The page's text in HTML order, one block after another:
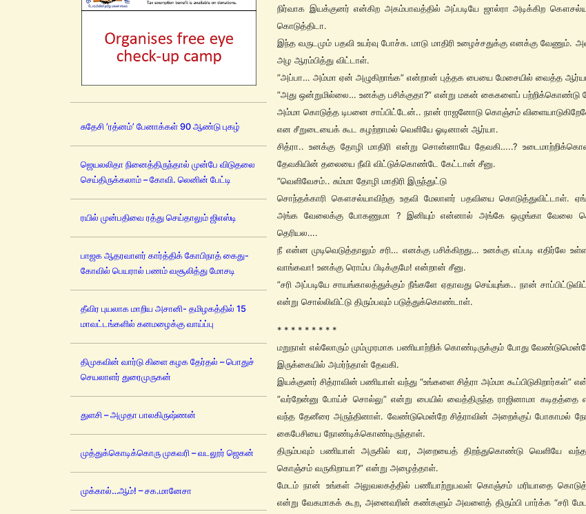
சுதேசி ’ரத்னம்’ பேனாக்கள் 90 ஆண்டு புகழ்
ஜெயலலிதா நினைத்திருந்தால் முன்பே விடுதலை
செய்திருக்கலாம் – கோவி. லெனின் பேட்டி
ரயில் முன்பதிவை ரத்து செய்தாலும் ஜிஎஸ்டி
பாஜக ஆதரவாளர் கார்த்திக் கோபிநாத் கைது-
கோவில் பெயரால் பணம் வசூலித்து மோசடி
தீவிர புயலாக மாறிய அசானி- தமிழகத்தில் 15
மாவட்டங்களில் கனமழைக்கு வாய்ப்பு
திமுகவின் வார்டு கிளை கழக தேர்தல் – பொதுச்
செயலாளர் துரைமுருகன்
துளசி – அமுதா பாலகிருஷ்ணன்
முத்துக்கொடிக்கொரு முகவரி – வடலூர் ஜெகன்
முக்கால்…ஆம்! – சக.மானேசா
நிர்வாக இயக்குனர் என்கிற அகம்பாவத்தில் அப்படியே ஜால்ரா அடிக்கிற
கொடுத்திடா.
இந்த வருடமும் பதவி உயர்வு போச்சு. மாடு மாதிரி உழைச்சதுக்கு எனக்கு வேணும்.
அழ ஆரம்பித்து விட்டாள்.
”அப்பா… அம்மா ஏன் அழுகிறாங்க” என்றான் புத்தக பையை மேசையில் வைத்த
”அது ஒன்றுமில்லை… உனக்கு பசிக்குதா?” என்று மகன் கைகளைப் பற்றிக்கொண்டு
அம்மா கொடுத்த டிபனை சாப்பிட்டேன்.. நான் ராஜனோடு கொஞ்சம்
என சீறுடையைக் கூட கழற்றாமல் வெளியே ஓடினான் ஆர்யா.
சித்ரா.. உனக்கு தோழி மாதிரி என்று சொன்னாயே தேவகி…..?
தேவகியின் தலையை நீவி விட்டுக்கொண்டே கேட்டான் சீனு.
”வெளிவேசம்.. சும்மா தோழி மாதிரி இருந்துட்டு
சொந்தக்காரி கௌசல்யாவிற்கு உதவி மேலாளர் பதவியை கொடுத்துவிட்டாள்.
அங்க வேலைக்கு போகணுமா ? இனியும் என்னால் அங்கே ஒழுங்கா வேலை
தெரியல….
நீ என்ன முடிவெடுத்தாலும் சரி… எனக்கு பசிக்கிறது… உனக்கு எப்படி எதிர்லே
வாங்கவா! உனக்கு ரொம்ப பிடிக்குமே! என்றான் சீனு.
”சரி அப்படியே சாயங்காலத்துக்கும் நீங்களே ஏதாவது செய்யுங்க.. நான்
என்று சொல்லிவிட்டு திரும்பவும் படுத்துக்கொண்டாள்.
* * * * * * * * *
மறுநாள் எல்லோரும் மும்முரமாக பணியாற்றிக் கொண்டிருக்கும் போது
இருக்கையில் அமர்ந்தாள் தேவகி.
இயக்குனர் சித்ராவின் பணியாள் வந்து “உங்களை சித்ரா அம்மா கூப்பிடுகிறார்கள்”
”வர்றேன்னு போய்ச் சொல்லு” என்று பையில் வைத்திருந்த ராஜினாமா கடிதத்தை
வந்த தேனீரை அருந்தினாள். வேண்டுமென்றே சித்ராவின் அறைக்குப் போகாமல்
கைபேசியை நோண்டிக்கொண்டிருந்தாள்.
திரும்பவும் பணியாள் அருகில் வர, அறையைத் திறந்துகொண்டு வெளியே வந்த
கொஞ்சம் வருகிறாயா?” என்று அழைத்தாள்.
மேடம் நான் உங்கள் அலுவலகத்தில் பணீயாற்றுபவள் கொஞ்சம் மரியாதை
என்று வேகமாகக் கூற, அனைவரின் கண்களும் அவளைத் திரும்பி பார்க்க “சரி